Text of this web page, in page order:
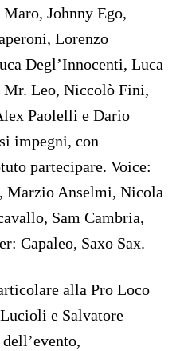
Johnny Ego,
Lorenzo
Degl’Innocenti, Luca
Leo, Niccolò Fini,
Paolelli e Dario
impegni, con
partecipare. Voice:
Marzio Anselmi, Nicola
Sam Cambria,
Capaleo, Saxo Sax.
alla Pro Loco
e Salvatore